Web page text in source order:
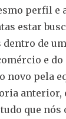
perfil e
estar
dentro de
e
novo pela
anterior,
que